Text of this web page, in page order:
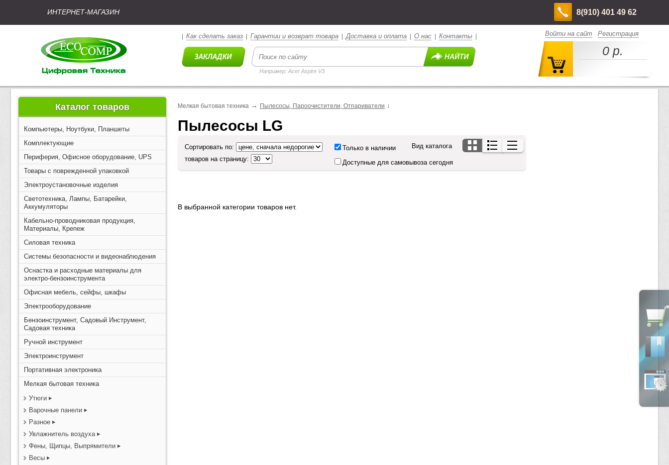
ИНТЕРНЕТ-МАГАЗИН 8(910) 401 49 62
Как сделать заказ Гарантии и возврат товара |Доставка и оплата О нас Контакты
Например: Acer Aspire V3
Войти на сайт Регистрация
0 р.
Каталог товаров
Компьютеры, Ноутбуки, Планшеты
Комплектующие
Периферия, Офисное оборудование, UPS
Товары с поврежденной упаковкой
Электроустановочные изделия
Светотехника, Лампы, Батарейки,
Аккумуляторы
Кабельно-проводниковая продукция,
Материалы, Крепеж
Силовая техника
Системы безопасности и видеонаблюдения
Оснастка и расходные материалы для
электро-бензоинструмента
Офисная мебель, сейфы, шкафы
Электрооборудование
Бензоинструмент, Садовый Инструмент,
Садовая техника
Ручной инструмент
Электроинструмент
Портативная электроника
Мелкая бытовая техника
Утюги
Варочные панели
Разное
Увлажнитель воздуха
Фены, Щипцы, Выпрямители
Весы
Мелкая бытовая техника → Пылесосы, Пароочистители, Отпариватели ↓
Пылесосы LG
Сортировать по:
товаров на страницу:
Только в наличии
Доступные для самовывоза сегодня
Вид каталога
В выбранной категории товаров нет.